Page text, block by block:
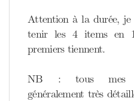
Attention à la durée, je
tenir les 4 items en
premiers tiennent.
NB : tous mes
généralement très